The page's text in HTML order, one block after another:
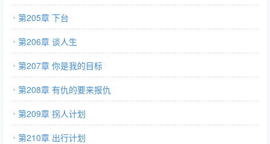
第205章 下台
第206章 谈人生
第207章 你是我的目标
第208章 有仇的要来报仇
第209章 拐人计划
第210章 出行计划